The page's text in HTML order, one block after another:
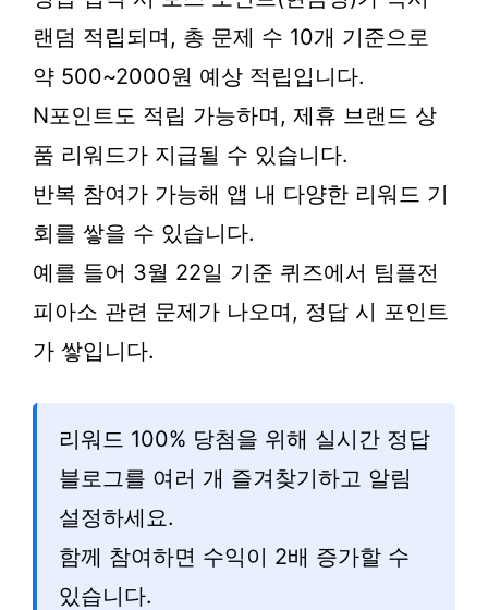
랜덤 적립되며, 총 문제 수 10개 기준으로
약 500~2000원 예상 적립입니다.
N포인트도 적립 가능하며, 제휴 브랜드 상
품 리워드가 지급될 수 있습니다.
반복 참여가 가능해 앱 내 다양한 리워드 기
회를 쌓을 수 있습니다.
예를 들어 3월 22일 기준 퀴즈에서 팀플전
피아소 관련 문제가 나오며, 정답 시 포인트
가 쌓입니다.
리워드 100% 당첨을 위해 실시간 정답
블로그를 여러 개 즐겨찾기하고 알림
설정하세요.
함께 참여하면 수익이 2배 증가할 수
있습니다.